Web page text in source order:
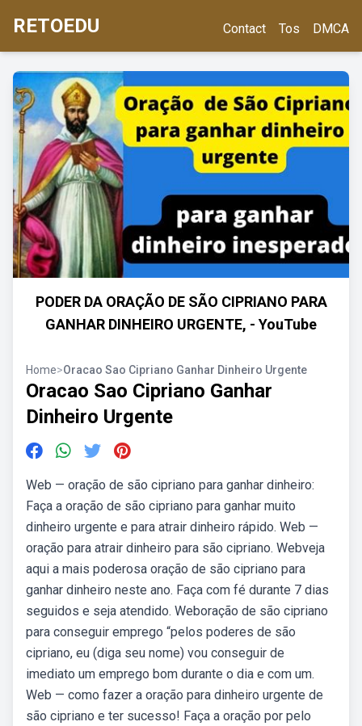
RETOEDU Contact Tos DMCA
PODER DA ORAÇÃO DE SÃO CIPRIANO PARA
GANHAR DINHEIRO URGENTE, - YouTube
Home>Oracao Sao Cipriano Ganhar Dinheiro Urgente
Oracao Sao Cipriano Ganhar
Dinheiro Urgente
Web — oração de são cipriano para ganhar dinheiro:
Faça a oração de são cipriano para ganhar muito
dinheiro urgente e para atrair dinheiro rápido. Web —
oração para atrair dinheiro para são cipriano. Webveja
aqui a mais poderosa oração de são cipriano para
ganhar dinheiro neste ano. Faça com fé durante 7 dias
seguidos e seja atendido. Weboração de são cipriano
para conseguir emprego “pelos poderes de são
cipriano, eu (diga seu nome) vou conseguir de
imediato um emprego bom durante o dia e com um.
Web — como fazer a oração para dinheiro urgente de
são cipriano e ter sucesso! Faça a oração por pelo